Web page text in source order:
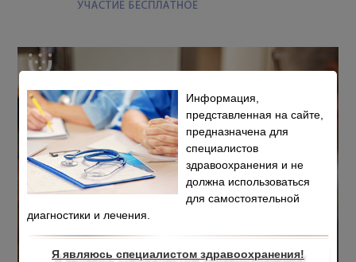
Информация,
представленная на сайте,
предназначена для
специалистов
здравоохранения и не
должна использоваться
для самостоятельной
диагностики и лечения.
Я являюсь специалистом здравоохранения!